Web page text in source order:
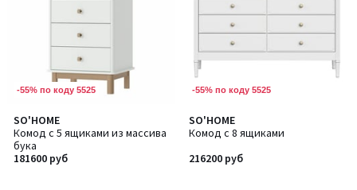
-55% по коду 5525
SO'HOME
Комод с 5 ящиками из массива
бука
181600 руб
Количество
цветов:
2
-55% по коду 5525
SO'HOME
Комод с 8 ящиками
216200 руб